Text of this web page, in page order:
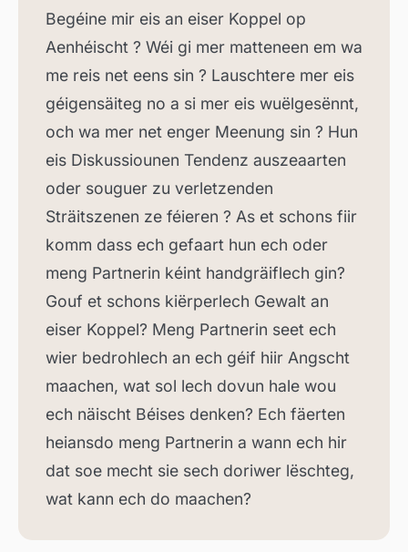
Begéine mir eis an eiser Koppel op
Aenhéischt ? Wéi gi mer matteneen em wa
me reis net eens sin ? Lauschtere mer eis
géigensäiteg no a si mer eis wuëlgesënnt,
och wa mer net enger Meenung sin ? Hun
eis Diskussiounen Tendenz auszeaarten
oder souguer zu verletzenden
Sträitszenen ze féieren ? As et schons fiir
komm dass ech gefaart hun ech oder
meng Partnerin kéint handgräiflech gin?
Gouf et schons kiërperlech Gewalt an
eiser Koppel? Meng Partnerin seet ech
wier bedrohlech an ech géif hiir Angscht
maachen, wat sol lech dovun hale wou
ech näischt Béises denken? Ech fäerten
heiansdo meng Partnerin a wann ech hir
dat soe mecht sie sech doriwer lëschteg,
wat kann ech do maachen?